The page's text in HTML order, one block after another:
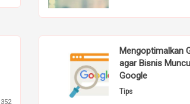
352
Mengoptimalkan
agar Bisnis
Google
Tips